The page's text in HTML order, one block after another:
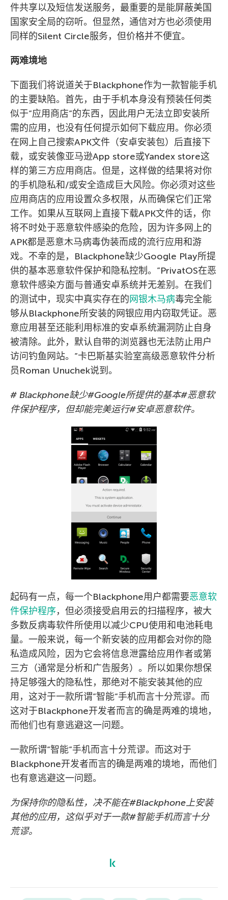
件共享以及短信发送服务，最重要的是能屏蔽美国
国家安全局的窃听。但显然，通信对方也必须使用
同样的Silent Circle服务，但价格并不便宜。
两难境地
下面我们将说道关于Blackphone作为一款智能手机
的主要缺陷。首先，由于手机本身没有预装任何类
似于”应用商店”的东西，因此用户无法立即安装所
需的应用，也没有任何提示如何下载应用。你必须
在网上自己搜索APK文件（安卓安装包）后直接下
载，或安装像亚马逊App store或Yandex store这
样的第三方应用商店。但是，这样做的结果将对你
的手机隐私和/或安全造成巨大风险。你必须对这些
应用商店的应用设置众多权限，从而确保它们正常
工作。如果从互联网上直接下载APK文件的话，你
将不时处于恶意软件感染的危险，因为许多网上的
APK都是恶意木马病毒伪装而成的流行应用和游
戏。不幸的是，Blackphone缺少Google Play所提
供的基本恶意软件保护和隐私控制。”PrivatOS在恶
意软件感染方面与普通安卓系统并无差别。在我们
的测试中，现实中真实存在的网银木马病毒完全能
够从Blackphone所安装的网银应用内窃取凭证。恶
意应用甚至还能利用标准的安卓系统漏洞防止自身
被清除。此外，默认自带的浏览器也无法防止用户
访问钓鱼网站。”卡巴斯基实验室高级恶意软件分析
员Roman Unuchek说到。
# Blackphone缺少#Google所提供的基本#恶意软
件保护程序，但却能完美运行#安卓恶意软件。
起码有一点，每一个Blackphone用户都需要恶意软
件保护程序，但必须接受启用云的扫描程序，被大
多数反病毒软件所使用以减少CPU使用和电池耗电
量。一般来说，每一个新安装的应用都会对你的隐
私造成风险，因为它会将信息泄露给应用作者或第
三方（通常是分析和广告服务）。所以如果你想保
持足够强大的隐私性，那绝对不能安装其他的应
用，这对于一款所谓”智能”手机而言十分荒谬。而
这对于Blackphone开发者而言的确是两难的境地，
而他们也有意逃避这一问题。
一款所谓”智能”手机而言十分荒谬。而这对于
Blackphone开发者而言的确是两难的境地，而他们
也有意逃避这一问题。
为保持你的隐私性，决不能在#Blackphone上安装
其他的应用，这似乎对于一款#智能手机而言十分
荒谬。